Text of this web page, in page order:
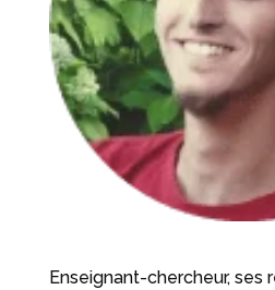
Enseignant-chercheur, ses